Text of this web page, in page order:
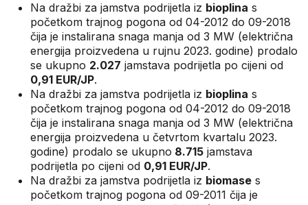
Na dražbi za jamstva podrijetla iz bioplina s
početkom trajnog pogona od 04-2012 do 09-2018
čija je instalirana snaga manja od 3 MW (električna
energija proizvedena u rujnu 2023. godine) prodalo
se ukupno 2.027 jamstava podrijetla po cijeni od
0,91 EUR/JP.
Na dražbi za jamstva podrijetla iz bioplina s
početkom trajnog pogona od 04-2012 do 09-2018
čija je instalirana snaga manja od 3 MW (električna
energija proizvedena u četvrtom kvartalu 2023.
godine) prodalo se ukupno 8.715 jamstava
podrijetla po cijeni od 0,91 EUR/JP.
Na dražbi za jamstva podrijetla iz biomase s
početkom trajnog pogona od 09-2011 čija je